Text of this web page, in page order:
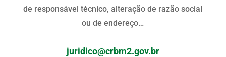
de responsável técnico, alteração de razão social
ou de endereço…
juridico@crbm2.gov.br